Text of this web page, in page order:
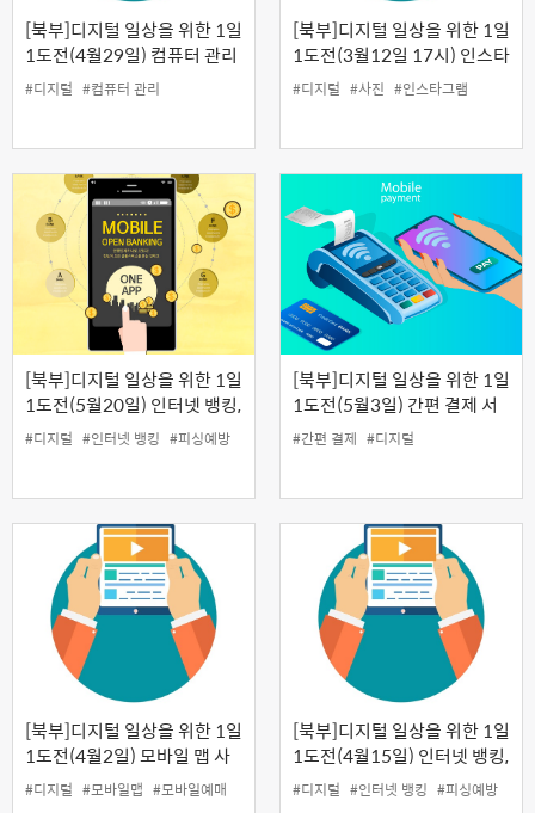
[북부]디지털 일상을 위한 1일
1도전(4월29일) 컴퓨터 관리
#디지털 #컴퓨터 관리
[북부]디지털 일상을 위한 1일
1도전(3월12일 17시) 인스타
그램 : 내가 찍은 사진으로 인
싸 되기
#디지털 #사진 #인스타그램
[북부]디지털 일상을 위한 1일
1도전(5월20일) 인터넷 뱅킹,
피싱 예방 교육
#디지털 #인터넷 뱅킹 #피싱예방
[북부]디지털 일상을 위한 1일
1도전(5월3일) 간편 결제 서
비스 이용
#간편 결제 #디지털
[북부]디지털 일상을 위한 1일
1도전(4월2일) 모바일 맵 사
용법 및 예매 방법
#디지털 #모바일맵 #모바일예매
[북부]디지털 일상을 위한 1일
1도전(4월15일) 인터넷 뱅킹,
피싱 예방 교육
#디지털 #인터넷 뱅킹 #피싱예방